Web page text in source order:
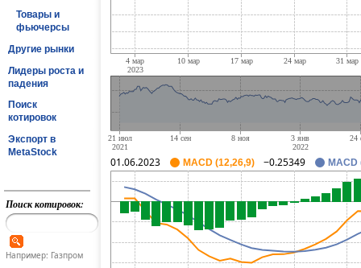
Товары и
фьючерсы
Другие рынки
Лидеры роста и
падения
Поиск
котировок
Экспорт в
MetaStock
Поиск котировок:
Например: Газпром
01.06.2023 MACD (12,26,9) −0.25349 MACD